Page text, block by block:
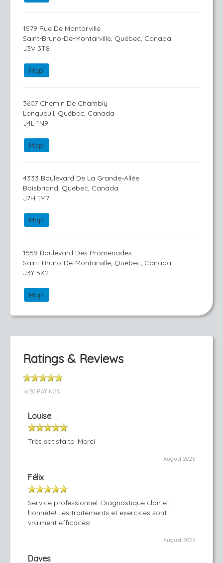
1579 Rue De Montarville
Saint-Bruno-De-Montarville, Québec, Canada
J3V 3T8
Map
3607 Chemin De Chambly
Longueuil, Québec, Canada
J4L 1N9
Map
4333 Boulevard De La Grande-Allée
Boisbriand, Québec, Canada
J7H 1M7
Map
1559 Boulevard Des Promenades
Saint-Bruno-De-Montarville, Québec, Canada
J3Y 5K2
Map
Ratings & Reviews
16130 RATINGS
Louise
Très satisfaite. Merci
August 2026
Félix
Service professionnel. Diagnostique clair et
honnête! Les traitements et exercices sont
vraiment efficaces!
August 2026
Daves